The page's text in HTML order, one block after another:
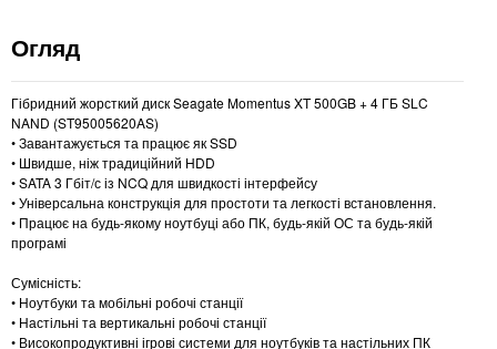
Огляд
Гібридний жорсткий диск Seagate Momentus XT 500GB + 4 ГБ SLC
NAND (ST95005620AS)
• Завантажується та працює як SSD
• Швидше, ніж традиційний HDD
• SATA 3 Гбіт/с із NCQ для швидкості інтерфейсу
• Універсальна конструкція для простоти та легкості встановлення.
• Працює на будь-якому ноутбуці або ПК, будь-якій ОС та будь-якій
програмі
Сумісність:
• Ноутбуки та мобільні робочі станції
• Настільні та вертикальні робочі станції
• Високопродуктивні ігрові системи для ноутбуків та настільних ПК